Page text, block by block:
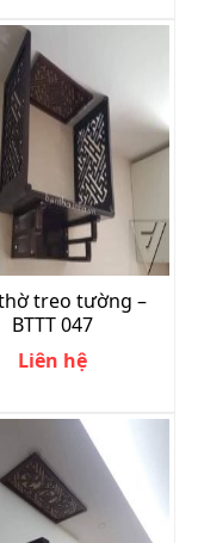
treo tường –
BTTT 047
Liên hệ